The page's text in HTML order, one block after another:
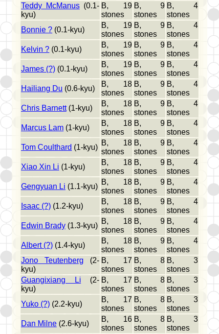
Teddy McManus (0.1-
kyu)
B, 19
stones
B, 9
stones
B, 4
stones
Bonnie ? (0.1-kyu)
B, 19
stones
B, 9
stones
B, 4
stones
Kelvin ? (0.1-kyu)
B, 19
stones
B, 9
stones
B, 4
stones
James (?) (0.1-kyu)
B, 19
stones
B, 9
stones
B, 4
stones
Hailiang Du (0.6-kyu)
B, 18
stones
B, 9
stones
B, 4
stones
Chris Barnett(1-kyu)
B, 18
stones
B, 9
stones
B, 4
stones
Marcus Lam (1-kyu)
B, 18
stones
B, 9
stones
B, 4
stones
Tom Coulthard (1-kyu)
B, 18
stones
B, 9
stones
B, 4
stones
Xiao Xin Li (1-kyu)
B, 18
stones
B, 9
stones
B, 4
stones
Gengyuan Li (1.1-kyu)
B, 18
stones
B, 9
stones
B, 4
stones
Isaac (?) (1.2-kyu)
B, 18
stones
B, 9
stones
B, 4
stones
Edwin Brady (1.3-kyu)
B, 18
stones
B, 9
stones
B, 4
stones
Albert (?) (1.4-kyu)
B, 18
stones
B, 9
stones
B, 4
stones
Jono Teutenberg (2-
kyu)
B, 17
stones
B, 8
stones
B, 3
stones
Guangixiang Li (2-
kyu)
B, 17
stones
B, 8
stones
B, 3
stones
Yuko (?) (2.2-kyu)
B, 17
stones
B, 8
stones
B, 3
stones
Dan Milne (2.6-kyu)
B, 16
stones
B, 8
stones
B, 3
stones